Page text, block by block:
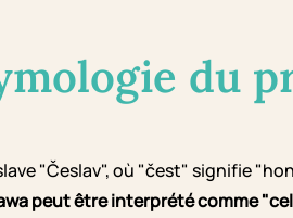
du
"Česlav", où "čest" signifie
peut être interprété comme